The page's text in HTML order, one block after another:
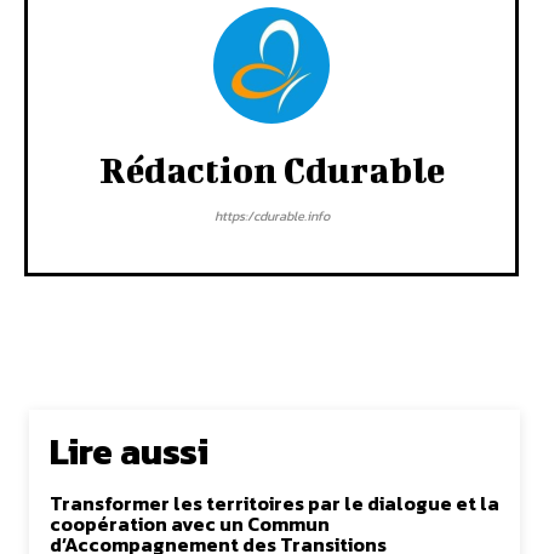
Rédaction Cdurable
https:/cdurable.info
Lire aussi
Transformer les territoires par le dialogue et la
coopération avec un Commun
d’Accompagnement des Transitions